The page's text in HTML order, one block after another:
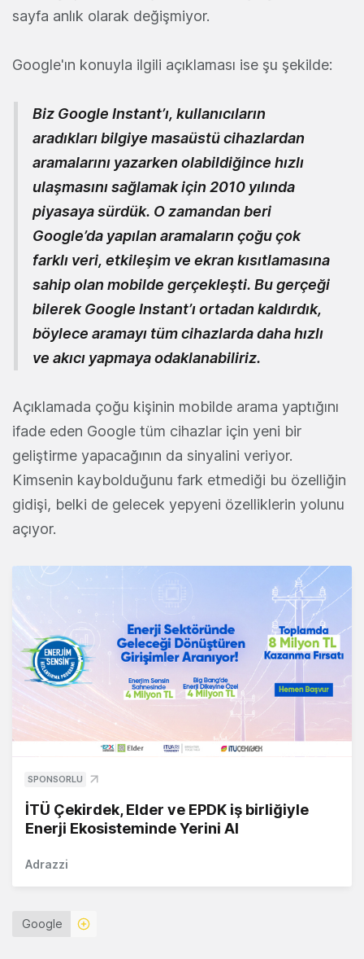
sayfa anlık olarak değişmiyor.
Google'ın konuyla ilgili açıklaması ise şu şekilde:
Biz Google Instant’ı, kullanıcıların
aradıkları bilgiye masaüstü cihazlardan
aramalarını yazarken olabildiğince hızlı
ulaşmasını sağlamak için 2010 yılında
piyasaya sürdük. O zamandan beri
Google’da yapılan aramaların çoğu çok
farklı veri, etkileşim ve ekran kısıtlamasına
sahip olan mobilde gerçekleşti. Bu gerçeği
bilerek Google Instant’ı ortadan kaldırdık,
böylece aramayı tüm cihazlarda daha hızlı
ve akıcı yapmaya odaklanabiliriz.
Açıklamada çoğu kişinin mobilde arama yaptığını
ifade eden Google tüm cihazlar için yeni bir
geliştirme yapacağının da sinyalini veriyor.
Kimsenin kaybolduğunu fark etmediği bu özelliğin
gidişi, belki de gelecek yepyeni özelliklerin yolunu
açıyor.
SPONSORLU
İTÜ Çekirdek, Elder ve EPDK iş birliğiyle
Enerji Ekosisteminde Yerini Al
Adrazzi
Google